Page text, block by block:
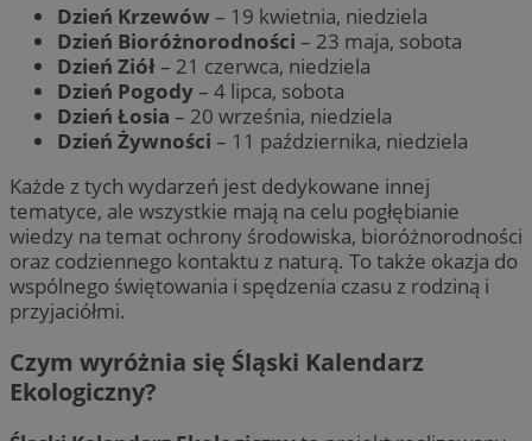
Dzień Krzewów – 19 kwietnia, niedziela
Dzień Bioróżnorodności – 23 maja, sobota
Dzień Ziół– 21 czerwca, niedziela
Dzień Pogody– 4 lipca, sobota
Dzień Łosia – 20 września, niedziela
Dzień Żywności – 11 października, niedziela
Każde z tych wydarzeń jest dedykowane innej
tematyce, ale wszystkie mają na celu pogłębianie
wiedzy na temat ochrony środowiska, bioróżnorodności
oraz codziennego kontaktu z naturą. To także okazja do
wspólnego świętowania i spędzenia czasu z rodziną i
przyjaciółmi.
Czym wyróżnia się Śląski Kalendarz
Ekologiczny?